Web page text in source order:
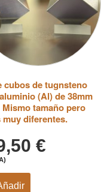
cubos de tugnsteno
(Al) de 38mm
Mismo tamaño pero
muy diferentes.
€